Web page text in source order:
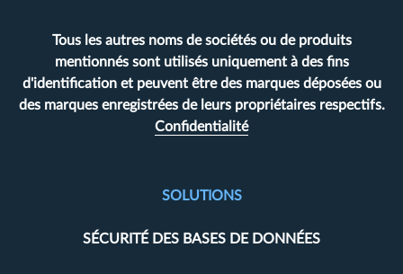
Tous les autres noms de sociétés ou de produits
mentionnés sont utilisés uniquement à des fins
d'identification et peuvent être des marques déposées ou
des marques enregistrées de leurs propriétaires respectifs.
Confidentialité
SOLUTIONS
SÉCURITÉ DES BASES DE DONNÉES